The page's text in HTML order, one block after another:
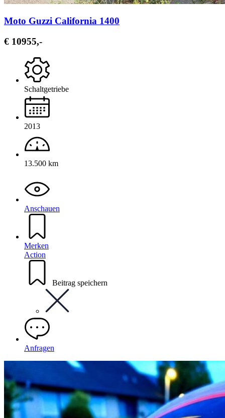
Moto Guzzi California 1400
€ 10955,-
Schaltgetriebe
2013
13.500 km
Anschauen
Merken
Action
Beitrag speichern
Anfragen